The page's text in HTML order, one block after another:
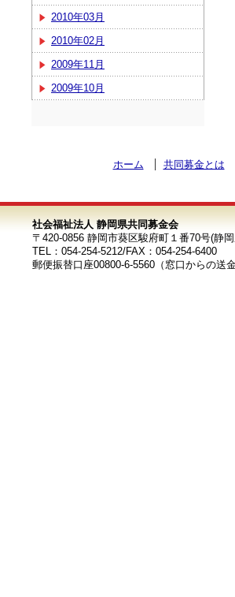
2010年03月
2010年02月
2009年11月
2009年10月
ホーム 共同募金とは
社会福祉法人 静岡県共同募金会
〒420-0856 静岡市葵区駿府町１番70号(静
TEL：054-254-5212/FAX：054-254-6400
郵便振替口座00800-6-5560（窓口からの送